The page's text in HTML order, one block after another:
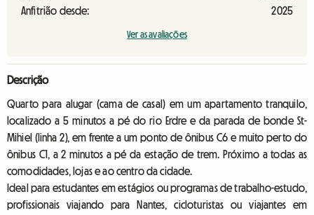
Anfitrião desde:
2025
Ver as avaliações
Descrição
Quarto para alugar (cama de casal) em um apartamento tranquilo,
localizado a 5 minutos a pé do rio Erdre e da parada de bonde St-
Mihiel (linha 2), em frente a um ponto de ônibus C6 e muito perto do
ônibus C1, a 2 minutos a pé da estação de trem. Próximo a todas as
comodidades, lojas e ao centro da cidade.
Ideal para estudantes em estágios ou programas de trabalho-estudo,
profissionais viajando para Nantes, cicloturistas ou viajantes em